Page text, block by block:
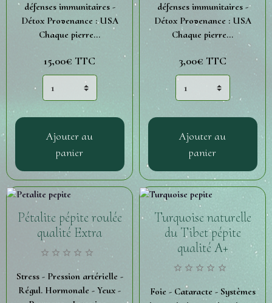
défenses immunitaires -
Détox Provenance : USA
Chaque pierre...
15,00€ TTC
Ajouter au
panier
défenses immunitaires -
Détox Provenance : USA
Chaque pierre...
3,00€ TTC
Ajouter au
panier
Pétalite pépite roulée
qualité Extra
Stress - Pression artérielle -
Régul. Hormonale - Yeux -
Turquoise naturelle
du Tibet pépite
qualité A+
Foie - Cataracte - Systèmes